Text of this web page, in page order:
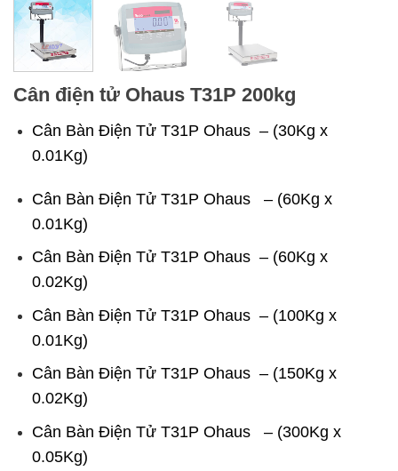
Cân điện tử Ohaus T31P 200kg
Cân Bàn Điện Tử T31P Ohaus – (30Kg x
0.01Kg)
Cân Bàn Điện Tử T31P Ohaus – (60Kg x
0.01Kg)
Cân Bàn Điện Tử T31P Ohaus – (60Kg x
0.02Kg)
Cân Bàn Điện Tử T31P Ohaus – (100Kg x
0.01Kg)
Cân Bàn Điện Tử T31P Ohaus – (150Kg x
0.02Kg)
Cân Bàn Điện Tử T31P Ohaus – (300Kg x
0.05Kg)